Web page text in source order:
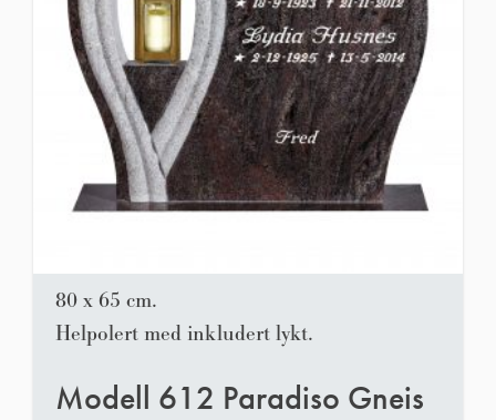
80 x 65 cm.
Helpolert med inkludert lykt.
Modell 612 Paradiso Gneis